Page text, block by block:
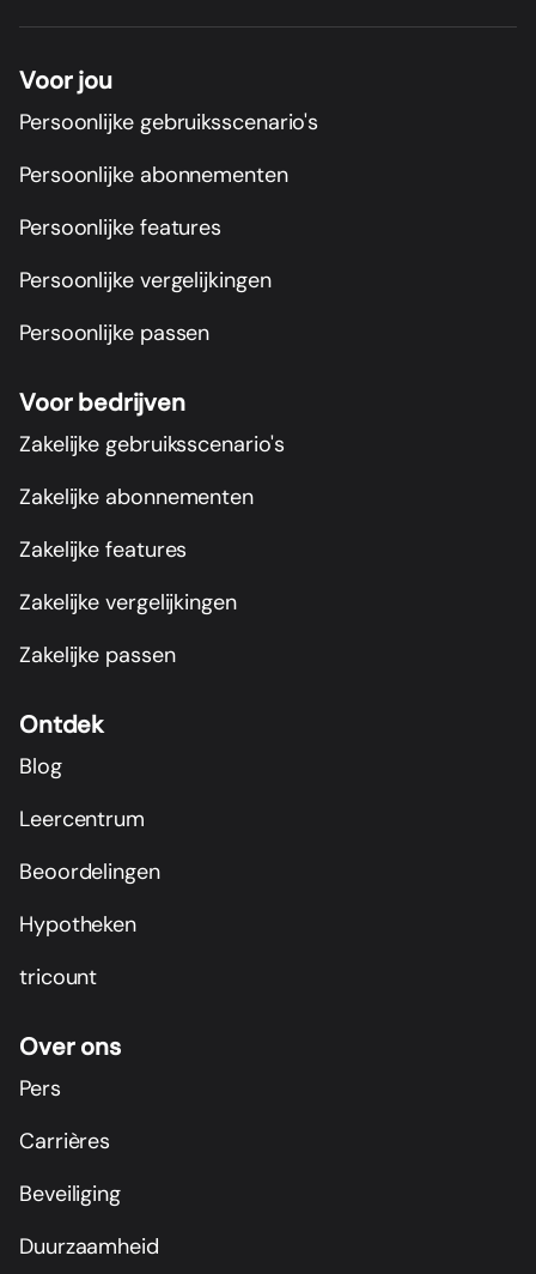
Voor jou
Persoonlijke gebruiksscenario's
Persoonlijke abonnementen
Persoonlijke features
Persoonlijke vergelijkingen
Persoonlijke passen
Voor bedrijven
Zakelijke gebruiksscenario's
Zakelijke abonnementen
Zakelijke features
Zakelijke vergelijkingen
Zakelijke passen
Ontdek
Blog
Leercentrum
Beoordelingen
Hypotheken
tricount
Over ons
Pers
Carrières
Beveiliging
Duurzaamheid